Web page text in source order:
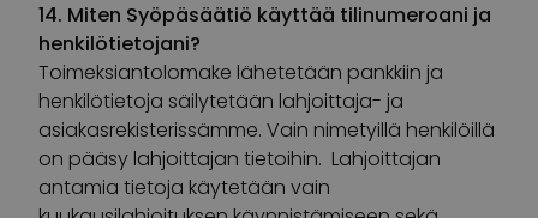
14. Miten Syöpäsäätiö käyttää tilinumeroani ja
henkilötietojani?
Toimeksiantolomake lähetetään pankkiin ja
henkilötietoja säilytetään lahjoittaja- ja
asiakasrekisterissämme. Vain nimetyillä henkilöillä
on pääsy lahjoittajan tietoihin. Lahjoittajan
antamia tietoja käytetään vain